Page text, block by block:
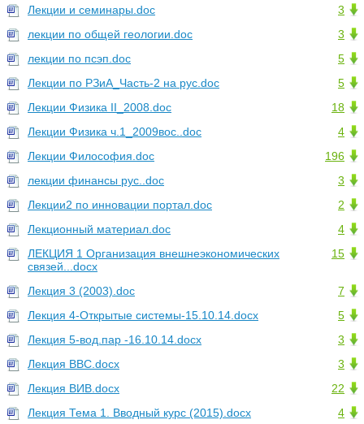
3
Лекции и семинары.doc
3
лекции по общей геологии.doc
5
лекции по псэп.doc
5
Лекции по РЗиА_Часть-2 на рус.doc
18
Лекции Физика II_2008.doc
4
Лекции Физика ч.1_2009вос..doc
196
Лекции Философия.doc
3
лекции финансы рус..doc
2
Лекции2 по инновации портал.doc
4
Лекционный материал.doc
15
ЛЕКЦИЯ 1 Организация внешнеэкономических
связей...docx
7
Лекция 3 (2003).doc
5
Лекция 4-Открытые системы-15.10.14.docx
3
Лекция 5-вод.пар -16.10.14.docx
3
Лекция ВВС.docx
22
Лекция ВИВ.docx
4
Лекция Тема 1. Вводный курс (2015).docx